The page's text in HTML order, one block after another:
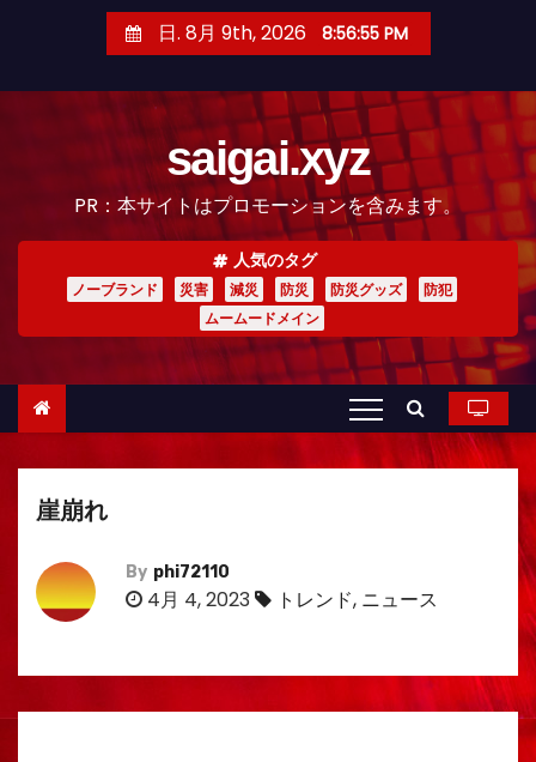
日. 8月 9th, 2026 8:56:57 PM
saigai.xyz
PR：本サイトはプロモーションを含みます。
人気のタグ
ノーブランド 災害 減災 防災 防災グッズ
防犯
ムームードメイン
崖崩れ
By phi72110
4月 4, 2023 トレンド, ニュース